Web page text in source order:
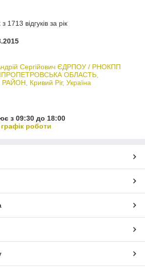
1713 відгуків за рік
Сергійович ЄДРПОУ / РНОКПП
ОБЛАСТЬ,
Кривий Ріг, Україна
з 09:30 до 18:00
роботи